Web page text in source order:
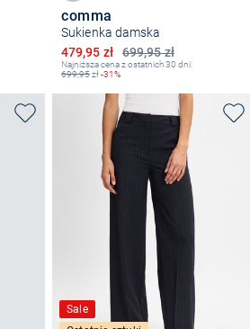
comma
Sukienka damska
699,95 zł
Obniżona cena
479,95 zł
Najniższa cena z ostatnich 30 dni:
699,95zł-31%
Sale